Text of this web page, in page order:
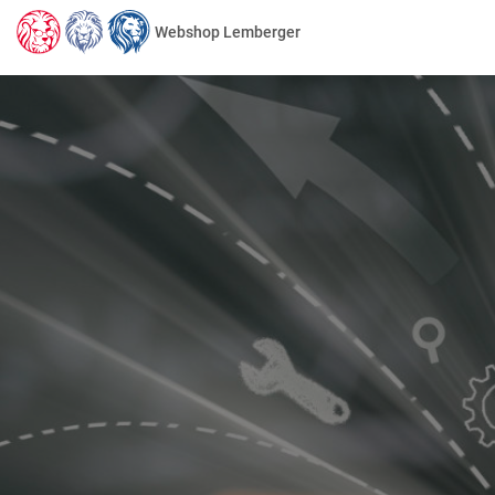
Webshop Lemberger